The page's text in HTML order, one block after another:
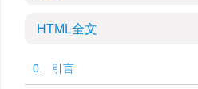
HTML全文
0. 引言